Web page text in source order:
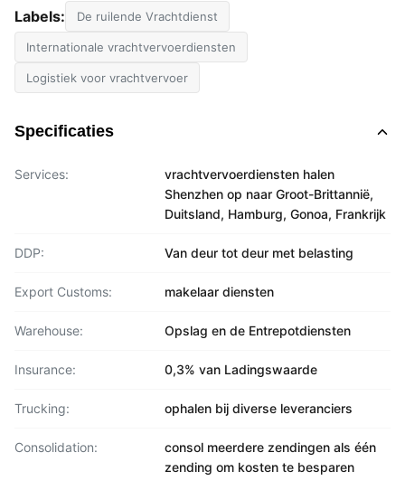
Labels: De ruilende Vrachtdienst
Internationale vrachtvervoerdiensten
Logistiek voor vrachtvervoer
Specificaties
Services:
vrachtvervoerdiensten halen
Shenzhen op naar Groot-Brittannië,
Duitsland, Hamburg, Gonoa, Frankrijk
DDP: Van deur tot deur met belasting
Export Customs: makelaar diensten
Warehouse: Opslag en de Entrepotdiensten
Insurance: 0,3% van Ladingswaarde
Trucking: ophalen bij diverse leveranciers
Consolidation:
consol meerdere zendingen als één
zending om kosten te besparen